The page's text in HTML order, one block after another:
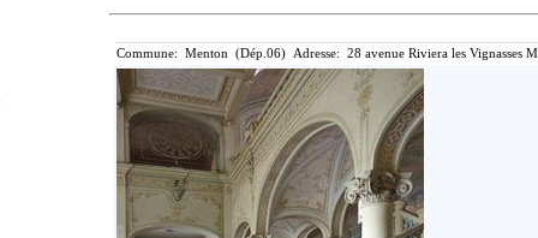
Commune: Menton (Dép.06) Adresse: 28 avenue Riviera les Vignasses